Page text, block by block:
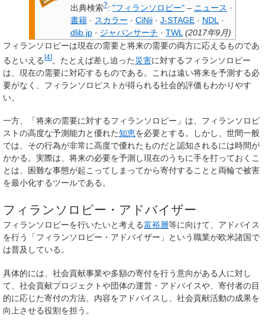
出典検索?: "フィランソロピー" – ニュース ·
書籍 · スカラー · CiNii · J-STAGE · NDL
·
dlib.jp · ジャパンサーチ · TWL (2017年9月)
フィランソロピーは現在の需要と将来の需要の両方に応えるものであ
るといえる [4] 。たとえば差し迫った災害に対するフィランソロピー
は、現在の需要に対応するものである。これは遠い将来を予測する必
要がなく、フィランソロピストが得られる社会的評価もわかりやす
い。
一方、「将来の需要に対するフィランソロピー」は、フィランソロピ
ストの高度な予測能力と優れた知恵を必要とする。しかし、世間一般
では、その行為が非常に高度で優れたものだと認知されるには時間が
かかる。実際は、将来の必要を予測し現在のうちに手を打っておくこ
とは、困難な事態が起こってしまってから寄付することと両輪で被害
を最小化するツールである。
フィランソロピー・アドバイザー
フィランソロピーを行いたいと考える富裕層等に向けて、アドバイス
を行う「フィランソロピー・アドバイザー」という職業が欧米諸国で
は普及している。
具体的には、社会貢献事業や多額の寄付を行う意向がある人に対し
て、社会貢献プロジェクトや団体の運営・アドバイスや、寄付者の目
的に応じた寄付の方法、内容をアドバイスし、社会貢献活動の成果を
向上させる役割を担う。